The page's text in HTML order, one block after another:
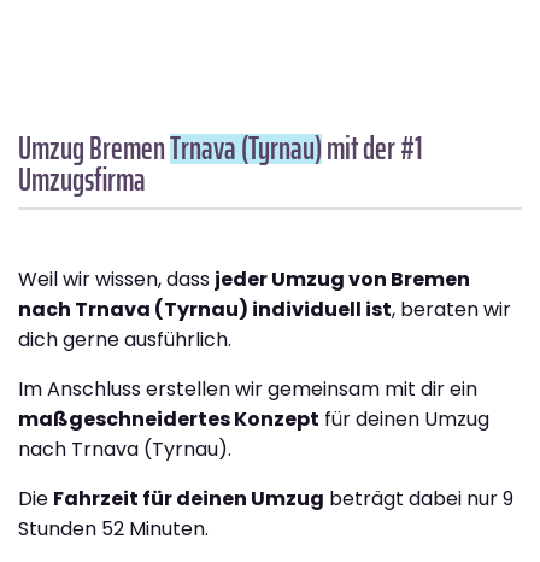
Umzug BremenTrnava (Tyrnau)mit der #1
Umzugsfirma
Weil wir wissen, dass jeder Umzug von Bremen
nach Trnava (Tyrnau) individuell ist, beraten wir
dich gerne ausführlich.
Im Anschluss erstellen wir gemeinsam mit dir ein
maßgeschneidertes Konzept für deinen Umzug
nach Trnava (Tyrnau).
Die Fahrzeit für deinen Umzug beträgt dabei nur 9
Stunden 52 Minuten.